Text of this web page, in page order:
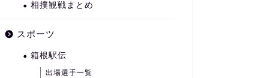
相撲観戦まとめ
スポーツ
箱根駅伝
出場選手一覧